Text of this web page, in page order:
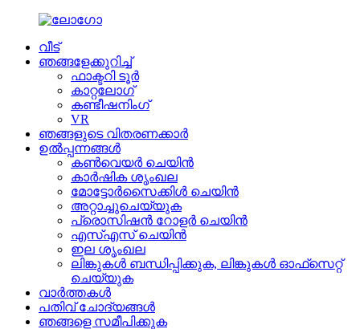
വീട്
ഞങ്ങളേക്കുറിച്ച്
ഫാക്ടറി ടൂർ
കാറ്റലോഗ്
കണ്ടീഷനിംഗ്
VR
ഞങ്ങളുടെ വിതരണക്കാർ
ഉൽപ്പന്നങ്ങൾ
കൺവെയർ ചെയിൻ
കാർഷിക ശൃംഖല
മോട്ടോർസൈക്കിൾ ചെയിൻ
അറ്റാച്ചുചെയ്യുക
പ്രൊസിഷൻ റോളർ ചെയിൻ
എസ്എസ് ചെയിൻ
ഇല ശൃംഖല
ലിങ്കുകൾ ബന്ധിപ്പിക്കുക, ലിങ്കുകൾ ഓഫ്‌സെറ്റ്
ചെയ്യുക
വാർത്തകൾ
പതിവ് ചോദ്യങ്ങൾ
ഞങ്ങളെ സമീപിക്കുക